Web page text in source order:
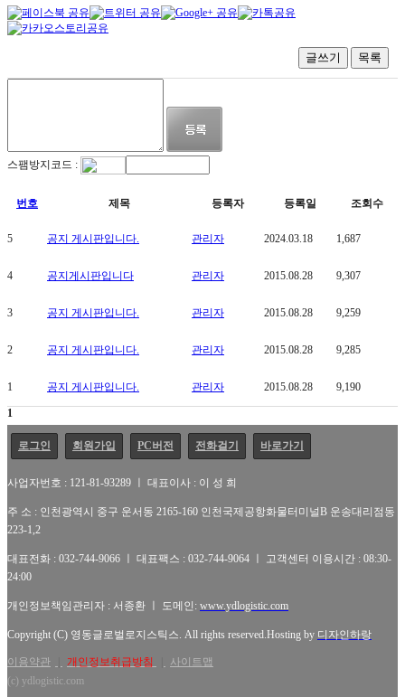
글쓰기 목록
스팸방지코드 :
번호 제목 등록자 등록일 조회수
5 공지 게시판입니다. 관리자 2024.03.18 1,687
4 공지게시판입니다 관리자 2015.08.28 9,307
3 공지 게시판입니다. 관리자 2015.08.28 9,259
2 공지 게시판입니다. 관리자 2015.08.28 9,285
1 공지 게시판입니다. 관리자 2015.08.28 9,190
1
로그인 회원가입 PC버전 전화걸기 바로가기
사업자번호 : 121-81-93289 ㅣ 대표이사 : 이 성 희
주 소 : 인천광역시 중구 운서동 2165-160 인천국제공항화물터미널B 운송대리점동
223-1,2
대표전화 : 032-744-9066 ㅣ 대표팩스 : 032-744-9064 ㅣ 고객센터 이용시간 : 08:30-
24:00
개인정보책임관리자 : 서종환 ㅣ 도메인: www.ydlogistic.com
Copyright (C) 영동글로벌로지스틱스. All rights reserved.Hosting by 디자인하랑
이용약관 개인정보취급방침
사이트맵
(c) ydlogistic.com